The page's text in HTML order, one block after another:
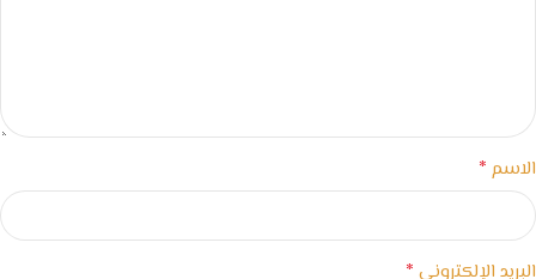
الاسم *
البريد الإلكتروني *